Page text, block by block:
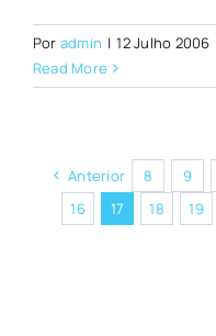
Por admin | 12 Julho 2006
Read More
Anterior 8 9
16
17 18 19